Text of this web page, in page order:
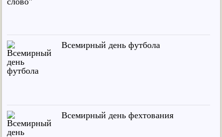
Всемирный день футбола
Всемирный день фехтования